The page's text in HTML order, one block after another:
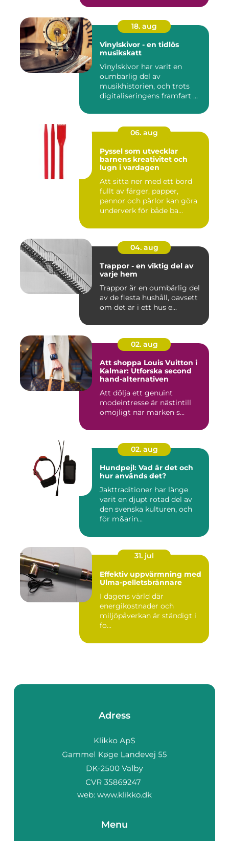
18. aug
Vinylskivor - en tidlös
musikskatt
Vinylskivor har varit en
oumbärlig del av
musikhistorien, och trots
digitaliseringens framfart ...
06. aug
Pyssel som utvecklar
barnens kreativitet och
lugn i vardagen
Att sitta ner med ett bord
fullt av färger, papper,
pennor och pärlor kan göra
underverk för både ba...
04. aug
Trappor - en viktig del av
varje hem
Trappor är en oumbärlig del
av de flesta hushåll, oavsett
om det är i ett hus e...
02. aug
Att shoppa Louis Vuitton i
Kalmar: Utforska second
hand-alternativen
Att dölja ett genuint
modeintresse är nästintill
omöjligt när märken s...
02. aug
Hundpejl: Vad är det och
hur används det?
Jakttraditioner har länge
varit en djupt rotad del av
den svenska kulturen, och
för m&arin...
31. jul
Effektiv uppvärmning med
Ulma-pelletsbrännare
I dagens värld där
energikostnader och
miljöpåverkan är ständigt i
fo...
Adress
web: www.klikko.dk
Menu